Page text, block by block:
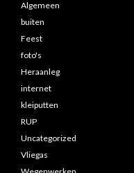
Algemeen
buiten
Feest
foto's
Heraanleg
internet
kleiputten
RUP
Uncategorized
Vliegas